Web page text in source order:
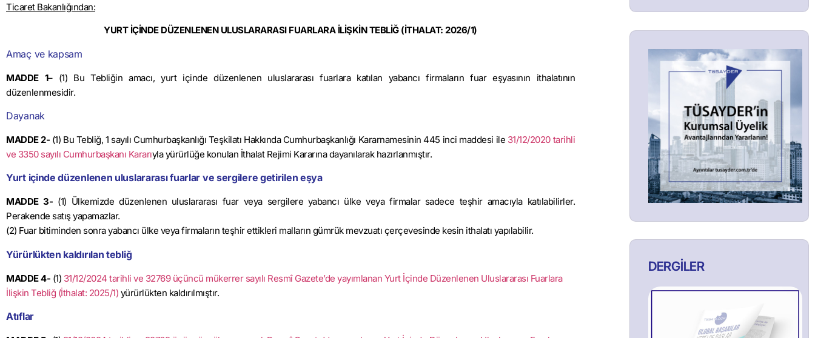
Ticaret Bakanlığından:
YURT İÇİNDE DÜZENLENEN ULUSLARARASI FUARLARA İLİŞKİN TEBLİĞ (İTHALAT: 2026/1)
Amaç ve kapsam
MADDE 1– (1) Bu Tebliğin amacı, yurt içinde düzenlenen uluslararası fuarlara katılan yabancı firmaların fuar eşyasının ithalatının
düzenlenmesidir.
Dayanak
MADDE 2- (1) Bu Tebliğ, 1 sayılı Cumhurbaşkanlığı Teşkilatı Hakkında Cumhurbaş­kanlığı Kararnamesinin 445 inci maddesi ile 31/12/2020 tarihli
ve 3350 sayılı Cumhurbaşkanı Kararıyla yürürlüğe konulan İthalat Rejimi Kararına dayanılarak hazırlanmıştır.
Yurt içinde düzenlenen uluslararası fuarlar ve sergilere getirilen eşya
MADDE 3- (1) Ülkemizde düzenlenen uluslararası fuar veya sergilere yabancı ülke veya firmalar sadece teşhir amacıyla katılabilirler.
Perakende satış yapamazlar.
(2) Fuar bitiminden sonra yabancı ülke veya firmaların teşhir ettikleri malların gümrük mevzuatı çerçevesinde kesin ithalatı yapılabilir.
Yürürlükten kaldırılan tebliğ
MADDE 4- (1) 31/12/2024 tarihli ve 32769 üçüncü mükerrer sayılı Resmî Gazete’de yayımlanan Yurt İçinde Düzenlenen Uluslararası Fuarlara
İlişkin Tebliğ (İthalat: 2025/1) yürürlükten kaldırılmıştır.
Atıflar
DERGİLER